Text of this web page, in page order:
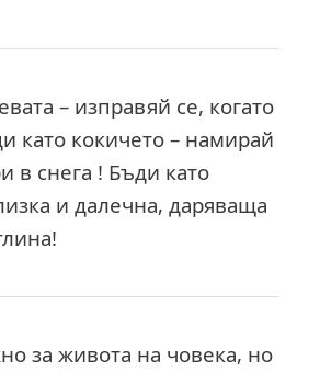
– изправяй се, когато
като кокичето – намирай
в снега ! Бъди като
и далечна, даряваща
за живота на човека, но